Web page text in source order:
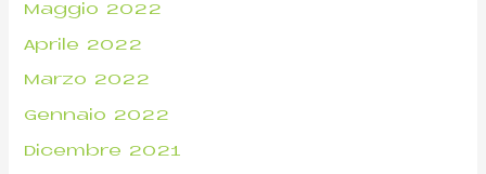
Maggio 2022
Aprile 2022
Marzo 2022
Gennaio 2022
Dicembre 2021